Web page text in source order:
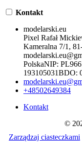
Kontakt
modelarski.eu
Pixel Rafał
Kameralna 7/1,
PolskaNIP:
193105031BDO:
+48502649384
Kontakt
©
Zarządzaj ciasteczkami